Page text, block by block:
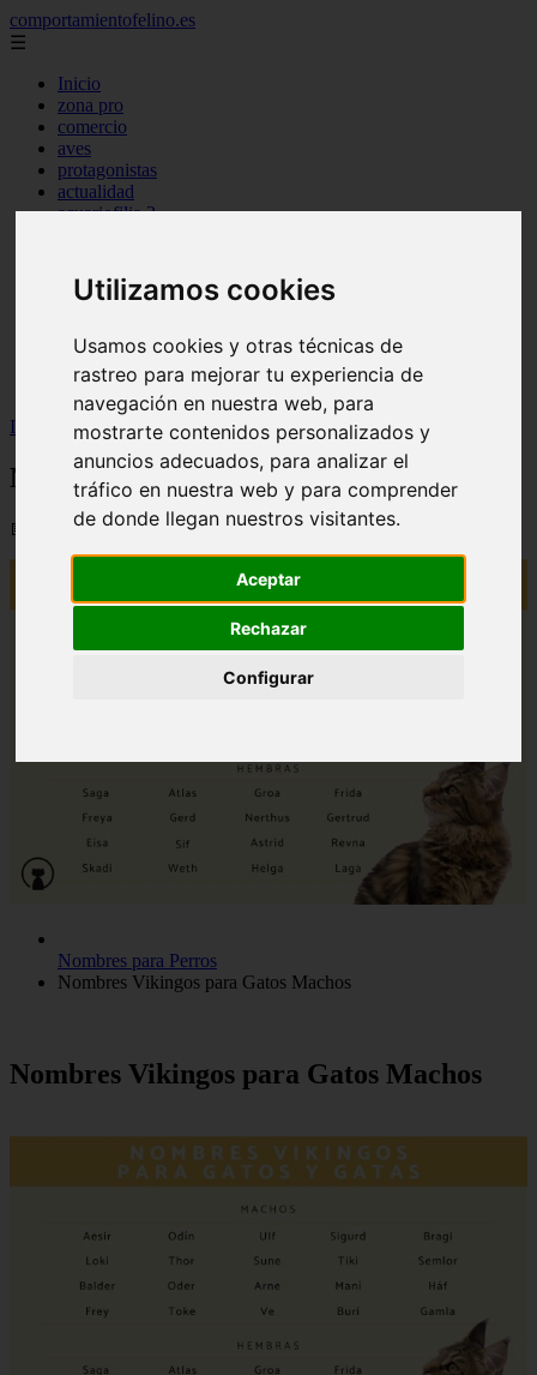
Utilizamos cookies
Usamos cookies y otras técnicas de
rastreo para mejorar tu experiencia de
navegación en nuestra web, para
mostrarte contenidos personalizados y
anuncios adecuados, para analizar el
tráfico en nuestra web y para comprender
de donde llegan nuestros visitantes.
Aceptar
Rechazar
Configurar
comportamientofelino.es
☰
Inicio
zona pro
comercio
aves
protagonistas
actualidad
acuariofilia 2
canal tv
nombres para gatos
tablon de anuncios
uncategorized
zona pro
Inicio
gatos2 >Nombres Vikingos para Gatos Machos
Nombres Vikingos para Gatos Machos
📅 12/06/2025
Nombres para Perros
Nombres Vikingos para Gatos Machos
Nombres Vikingos para Gatos Machos